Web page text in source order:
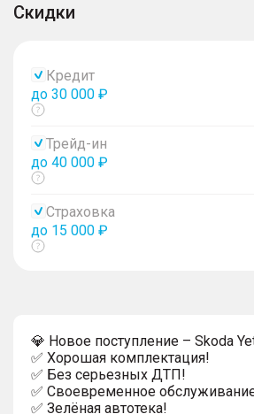
Скидки
Кредит
до 30 000 ₽
Показать
Трейд-ин
до 40 000 ₽
Показать
Страховка
до 15 000 ₽
Показать
💎 Новое поступление – Skoda
✅ Хорошая комплектация!
✅ Без серьезных ДТП!
✅ Своевременное
✅ Зелёная автотека!